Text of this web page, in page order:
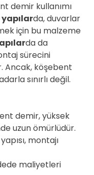
demir kullanımı
da, duvarlar
için bu malzeme
da da
sürecini
Ancak, köşebent
sınırlı değil.
demir, yüksek
uzun ömürlüdür.
montajı
maliyetleri